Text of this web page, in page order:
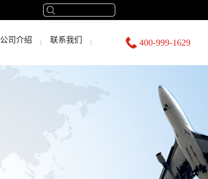
公司介绍 联系我们 400-999-1629